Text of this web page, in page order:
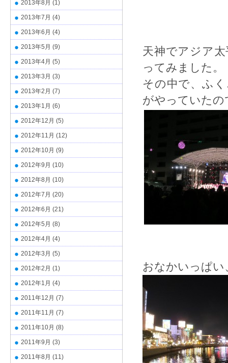
天神でアジア
ってみました。
その中で、ふ
がやっていたの
おなかいっぱい
2013年8月 (1)
2013年7月 (4)
2013年6月 (4)
2013年5月 (9)
2013年4月 (5)
2013年3月 (3)
2013年2月 (7)
2013年1月 (6)
2012年12月 (5)
2012年11月 (12)
2012年10月 (9)
2012年9月 (10)
2012年8月 (10)
2012年7月 (20)
2012年6月 (21)
2012年5月 (8)
2012年4月 (4)
2012年3月 (5)
2012年2月 (1)
2012年1月 (4)
2011年12月 (7)
2011年11月 (7)
2011年10月 (8)
2011年9月 (3)
2011年8月 (11)